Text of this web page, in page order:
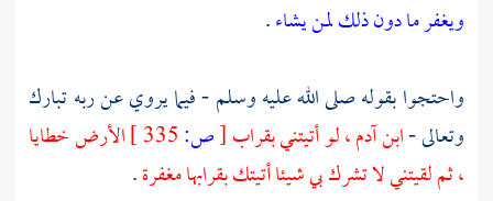
ويغفر ما دون ذلك لمن يشاء.
واحتجوا بقوله صلى الله عليه وسلم - فيما يروي عن ربه تبارك
وتعالى -ابن آدم ، لو أتيتني بقراب[ص:
الأرض خطايا
، ثم لقيتني لا تشرك بي شيئا أتيتك بقرابها مغفرة.